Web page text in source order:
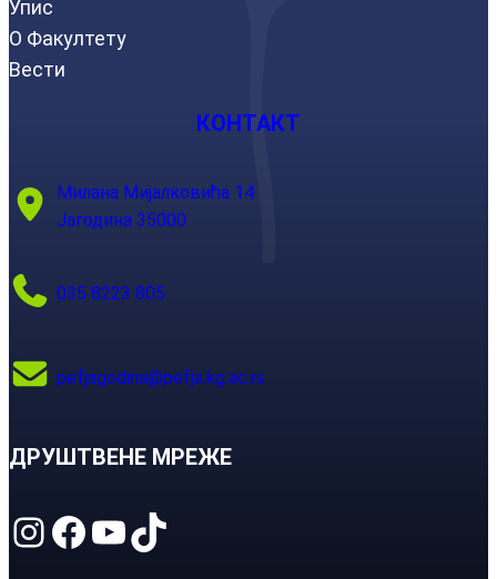
Упис
О Факултету
Вести
КОНТАКТ
Милана Мијалковића 14
Јагодина 35000
035 8223 805
pefjagodina@pefja.kg.ac.rs
ДРУШТВЕНЕ МРЕЖЕ
Instagram Facebook YouTube TikTok